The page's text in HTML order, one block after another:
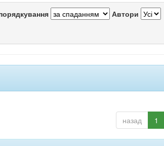
Автори
назад 1